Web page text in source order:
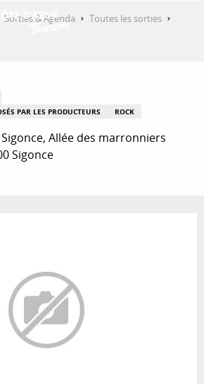
?
Sorties & Agenda
Toutes les sorties
PAR LES PRODUCTEURS
ROCK
Allée des marronniers
Sigonce
favoris